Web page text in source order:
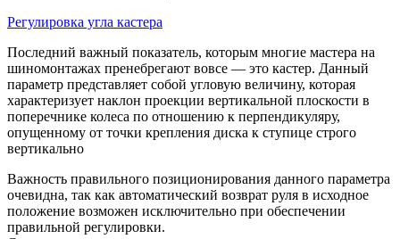
Регулировка угла кастера
Последний важный показатель, которым многие мастера на
шиномонтажах пренебрегают вовсе — это кастер. Данный
параметр представляет собой угловую величину, которая
характеризует наклон проекции вертикальной плоскости в
поперечнике колеса по отношению к перпендикуляру,
опущенному от точки крепления диска к ступице строго
вертикально
Важность правильного позиционирования данного параметра
очевидна, так как автоматический возврат руля в исходное
положение возможен исключительно при обеспечении
правильной регулировки.